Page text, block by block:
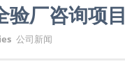
验厂咨询项目
公司新闻